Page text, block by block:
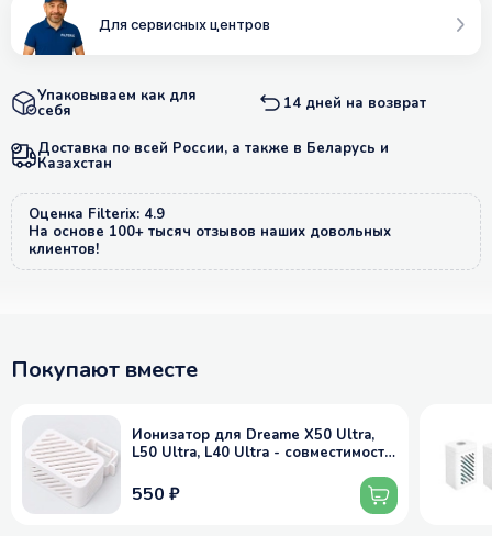
Для сервисных центров
Упаковываем как для
себя 14 дней на возврат
Доставка по всей России, а также в Беларусь и
Казахстан
Оценка Filterix: 4.9
На основе 100+ тысяч отзывов наших довольных
клиентов!
Покупают вместе
Ионизатор для Dreame X50 Ultra,
L50 Ultra, L40 Ultra - совместимость
550 ₽